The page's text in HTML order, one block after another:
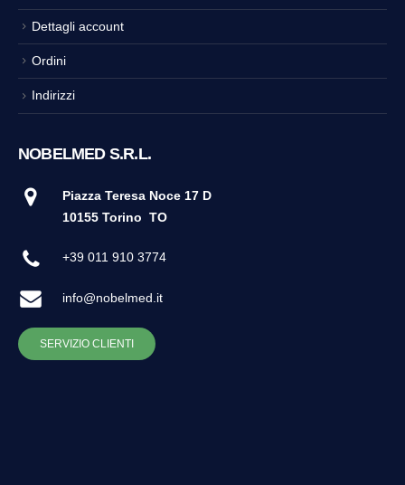
Dettagli account
Ordini
Indirizzi
NOBELMED S.R.L.
Piazza Teresa Noce 17 D
10155 Torino TO
+39 011 910 3774
info@nobelmed.it
SERVIZIO CLIENTI